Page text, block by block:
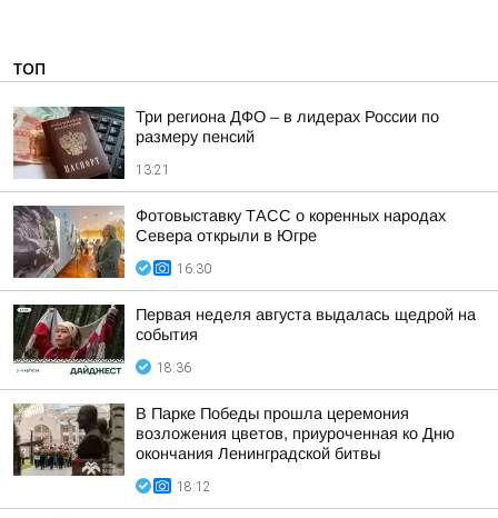
ТОП
Три региона ДФО – в лидерах России по
размеру пенсий
13:21
Фотовыставку ТАСС о коренных народах
Севера открыли в Югре
16:30
Первая неделя августа выдалась щедрой на
события
18:36
В Парке Победы прошла церемония
возложения цветов, приуроченная ко Дню
окончания Ленинградской битвы
18:12